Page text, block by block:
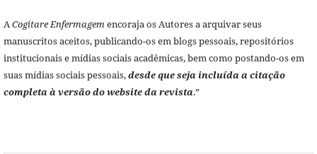
ACogitare Enfermagemencoraja os Autores a arquivar seus
manuscritos aceitos, publicando-os em blogs pessoais, repositórios
institucionais e mídias sociais acadêmicas, bem como postando-os em
suas mídias sociais pessoais,desde que seja incluída a citação
completa à versão do website da revista.”